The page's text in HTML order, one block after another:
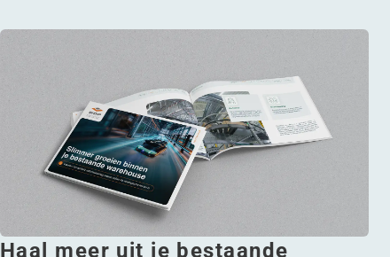
Haal meer uit je bestaande